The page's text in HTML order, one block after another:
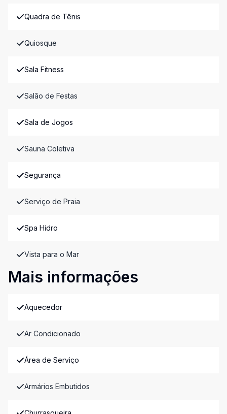
Quadra de Tênis
Quiosque
Sala Fitness
Salão de Festas
Sala de Jogos
Sauna Coletiva
Segurança
Serviço de Praia
Spa Hidro
Vista para o Mar
Mais informações
Aquecedor
Ar Condicionado
Área de Serviço
Armários Embutidos